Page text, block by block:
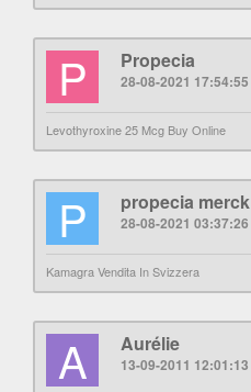
P Propecia
28-08-2021 17:54:55
Levothyroxine 25 Mcg Buy Online
P propecia merck
28-08-2021 03:37:26
Kamagra Vendita In Svizzera
A Aurélie
13-09-2011 12:01:13